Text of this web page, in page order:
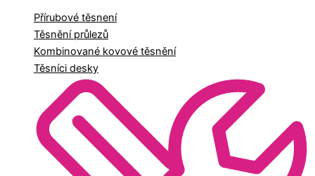
Přírubové těsnení
Těsnění průlezů
Kombinované kovové těsnění
Těsníci desky